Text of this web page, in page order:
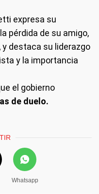
expresa su
pérdida de su amigo,
y destaca su liderazgo
y la importancia
el gobierno
de duelo.
Whatsapp